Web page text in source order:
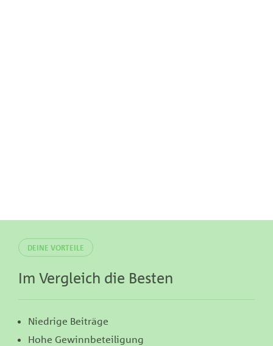
DEINE VORTEILE
Im Vergleich die Besten
Niedrige Beiträge
Hohe Gewinnbeteiligung